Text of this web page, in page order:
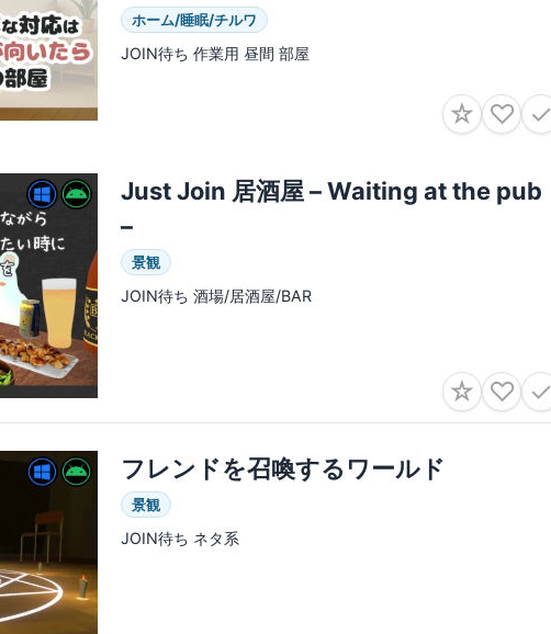
ホーム/睡眠/チルワ
JOIN待ち 作業用 昼間 部屋
☆ ♡ ✓
Just Join 居酒屋 – Waiting at the pub
–
景観
JOIN待ち 酒場/居酒屋/BAR
☆ ♡ ✓
フレンドを召喚するワールド
景観
JOIN待ち ネタ系